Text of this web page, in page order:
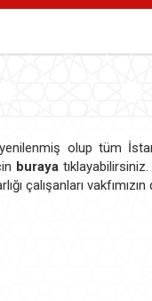
olup tüm
buraya
çalışanları